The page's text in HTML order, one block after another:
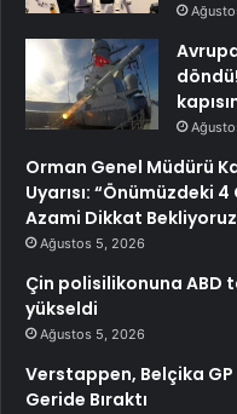
Orman Genel Müdürü
Uyarısı: “Önümüzdeki
Azami Dikkat
Ağustos 5, 2026
Çin polisilikonuna ABD
yükseldi
Ağustos 5, 2026
Verstappen, Belçika GP
Geride Bıraktı